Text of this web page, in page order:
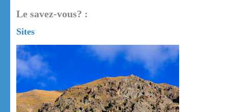
Le savez-vous? :
Sites